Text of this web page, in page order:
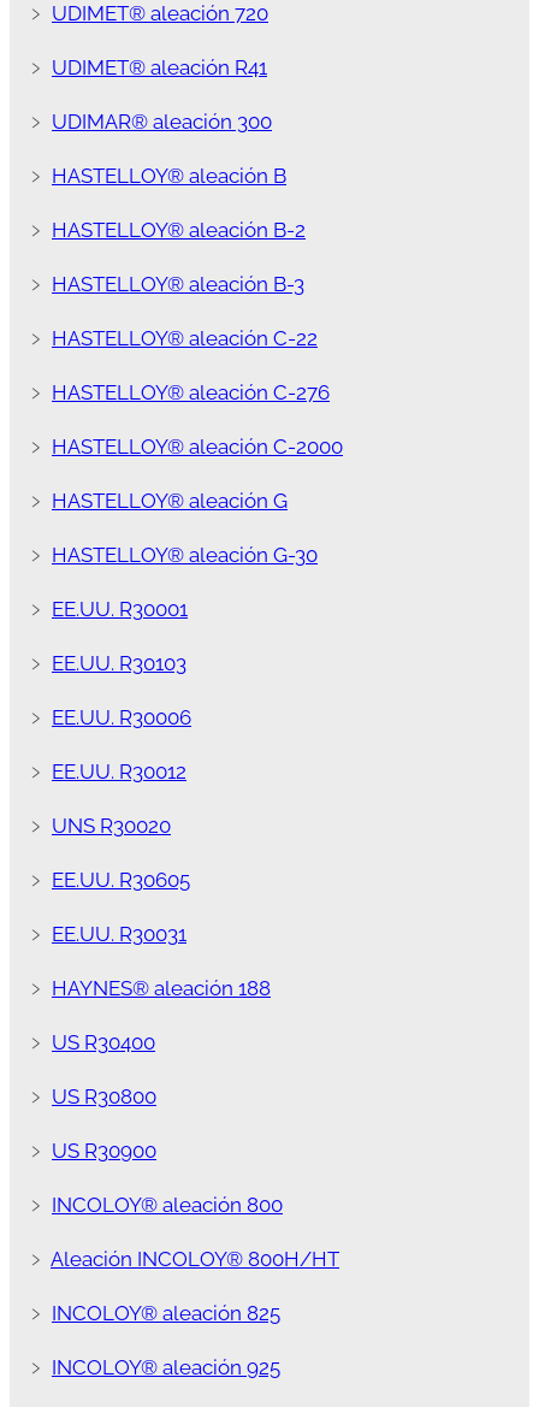
﹥ UDIMET® aleación 720
﹥ UDIMET® aleación R41
﹥ UDIMAR® aleación 300
﹥ HASTELLOY® aleación B
﹥ HASTELLOY® aleación B-2
﹥ HASTELLOY® aleación B-3
﹥ HASTELLOY® aleación C-22
﹥ HASTELLOY® aleación C-276
﹥ HASTELLOY® aleación C-2000
﹥ HASTELLOY® aleación G
﹥ HASTELLOY® aleación G-30
﹥ EE.UU. R30001
﹥ EE.UU. R30103
﹥ EE.UU. R30006
﹥ EE.UU. R30012
﹥ UNS R30020
﹥ EE.UU. R30605
﹥ EE.UU. R30031
﹥ HAYNES® aleación 188
﹥ US R30400
﹥ US R30800
﹥ US R30900
﹥ INCOLOY® aleación 800
﹥ Aleación INCOLOY® 800H/HT
﹥ INCOLOY® aleación 825
﹥ INCOLOY® aleación 925